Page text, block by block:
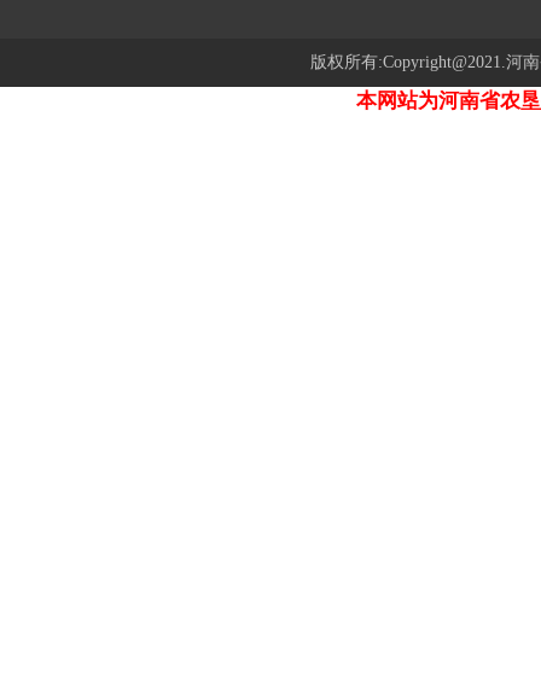
版权所有:Copyright@2021.河
本网站为河南省农